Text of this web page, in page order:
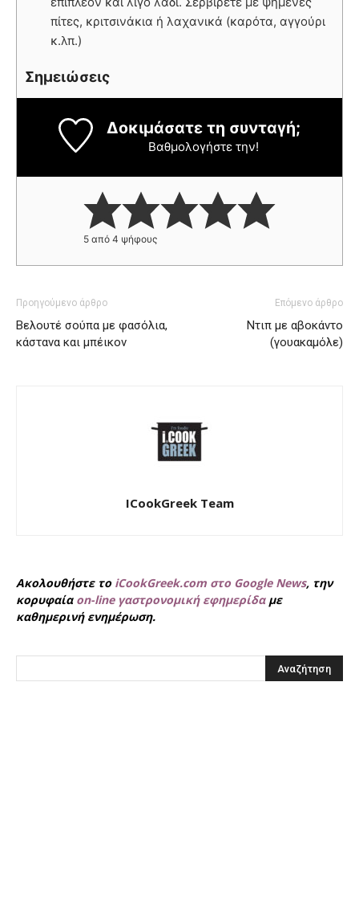
πίτες, κριτσινάκια ή λαχανικά (καρότα, αγγούρι
κ.λπ.)
Σημειώσεις
Δοκιμάσατε τη συνταγή;
Βαθμολογήστε την!
5 από 4 ψήφους
Προηγούμενο άρθρο
Βελουτέ σούπα με φασόλια,
κάστανα και μπέικον
Επόμενο άρθρο
Ντιπ με αβοκάντο
(γουακαμόλε)
ICookGreek Team
Ακολουθήστε το iCookGreek.com στο Google News, την
κορυφαία on-line γαστρονομική εφημερίδαμε
καθημερινή ενημέρωση.